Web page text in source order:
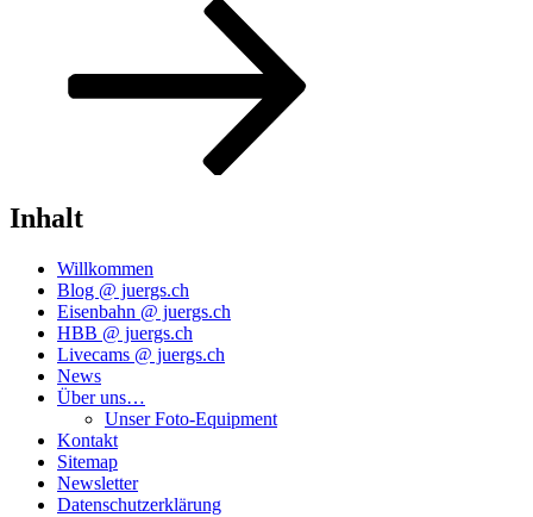
Inhalt
Willkommen
Blog @ juergs.ch
Eisenbahn @ juergs.ch
HBB @ juergs.ch
Livecams @ juergs.ch
News
Über uns…
Unser Foto-Equipment
Kontakt
Sitemap
Newsletter
Datenschutzerklärung